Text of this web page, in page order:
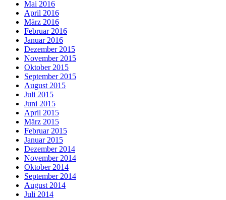
Mai 2016
April 2016
März 2016
Februar 2016
Januar 2016
Dezember 2015
November 2015
Oktober 2015
September 2015
August 2015
Juli 2015
Juni 2015
April 2015
März 2015
Februar 2015
Januar 2015
Dezember 2014
November 2014
Oktober 2014
September 2014
August 2014
Juli 2014